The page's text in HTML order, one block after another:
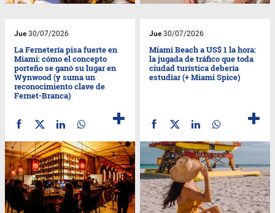
Jue30/07/2026
La Fernetería pisa fuerte en
Miami: cómo el concepto
porteño se ganó su lugar en
Wynwood (y suma un
reconocimiento clave de
Fernet-Branca)
Jue30/07/2026
Miami Beach a US$ 1 la hora:
la jugada de tráfico que toda
ciudad turística debería
estudiar (+ Miami Spice)